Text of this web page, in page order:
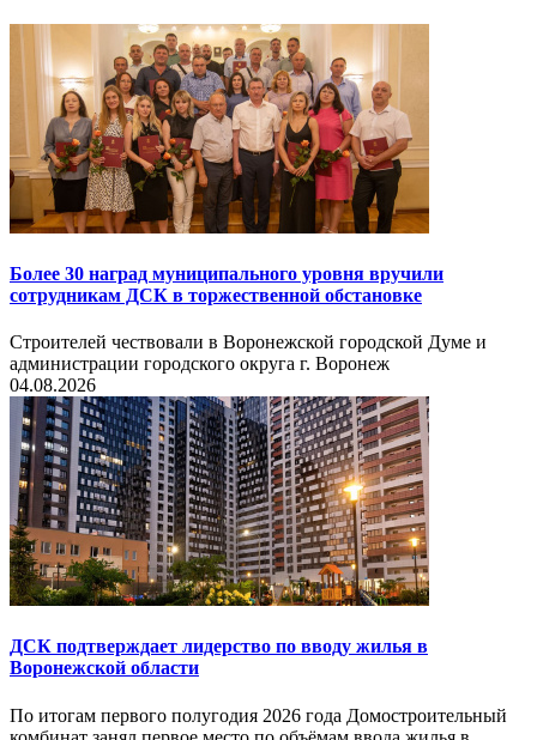
Более 30 наград муниципального уровня вручили
сотрудникам ДСК в торжественной обстановке
Строителей чествовали в Воронежской городской Думе и
администрации городского округа г. Воронеж
04.08.2026
ДСК подтверждает лидерство по вводу жилья в
Воронежской области
По итогам первого полугодия 2026 года Домостроительный